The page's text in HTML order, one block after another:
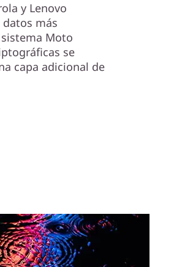
y Lenovo
más
Moto
se
capa adicional de